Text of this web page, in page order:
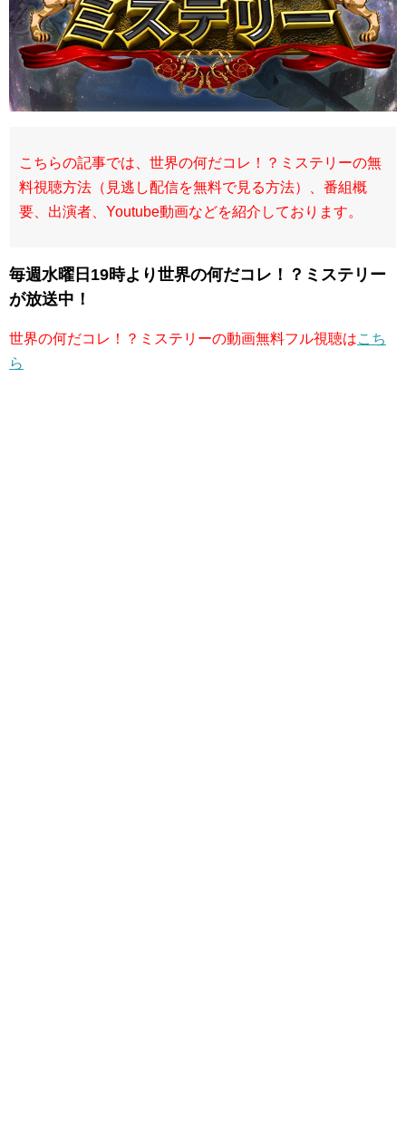
こちらの記事では、世界の何だコレ！？ミステリーの無
料視聴方法（見逃し配信を無料で見る方法）、番組概
要、出演者、Youtube動画などを紹介しております。
毎週水曜日19時より世界の何だコレ！？ミステリー
が放送中！
世界の何だコレ！？ミステリーの動画無料フル視聴はこち
ら